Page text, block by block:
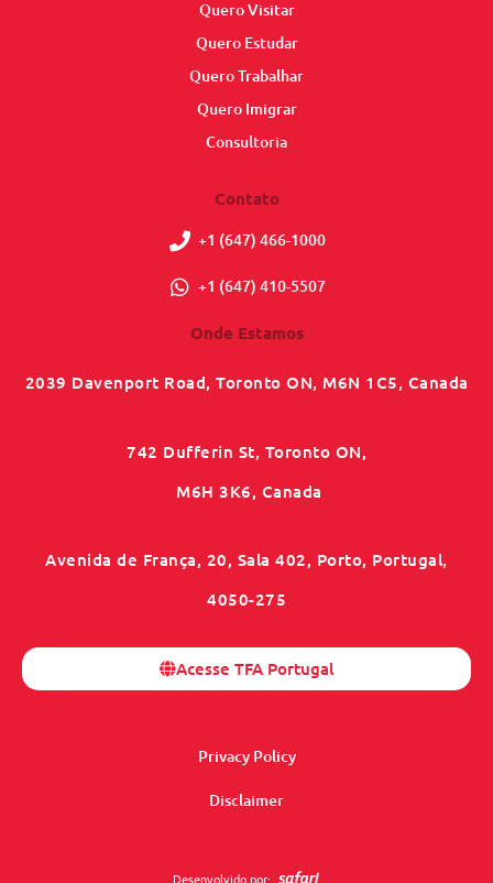
Quero Visitar
Quero Estudar
Quero Trabalhar
Quero Imigrar
Consultoria
Contato
+1 (647) 466-1000
+1 (647) 410-5507
Onde Estamos
2039 Davenport Road, Toronto ON, M6N 1C5, Canada
742 Dufferin St, Toronto ON,
M6H 3K6, Canada
Avenida de França, 20, Sala 402, Porto, Portugal,
4050-275
Acesse TFA Portugal
Privacy Policy
Disclaimer
Desenvolvido por: